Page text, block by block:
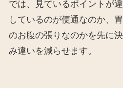
では、見ているポイントが
しているのが便通なのか、
のお腹の張りなのかを先に
み違いを減らせます。